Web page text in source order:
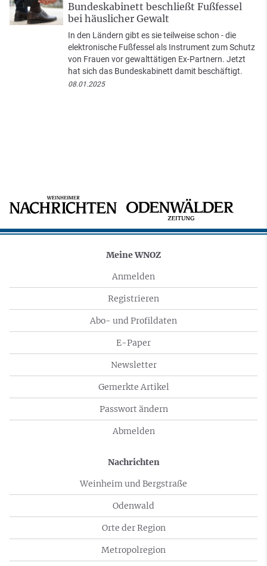
Bundeskabinett beschließt Fußfessel
bei häuslicher Gewalt
In den Ländern gibt es sie teilweise schon - die
elektronische Fußfessel als Instrument zum Schutz
von Frauen vor gewalttätigen Ex-Partnern. Jetzt
hat sich das Bundeskabinett damit beschäftigt.
08.01.2025
Meine WNOZ
Anmelden
Registrieren
Abo- und Profildaten
E-Paper
Newsletter
Gemerkte Artikel
Passwort ändern
Abmelden
Nachrichten
Weinheim und Bergstraße
Odenwald
Orte der Region
Metropolregion